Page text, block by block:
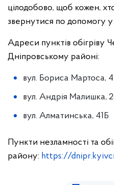
цілодобово, щоб кожен,
звернутися по допомогу
Адреси пунктів обігріву
Дніпровському районі:
вул. Бориса Мартоса,
вул. Андрія Малишка,
вул. Алматинська, 41Б
Пункти незламності та
району: https://